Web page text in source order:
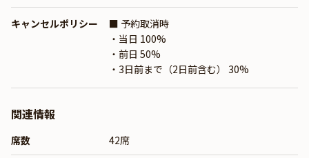
キャンセルポリシー
■ 予約取消時
・当日 100%
・前日 50%
・3日前まで（2日前含む） 30%
関連情報
席数 42席